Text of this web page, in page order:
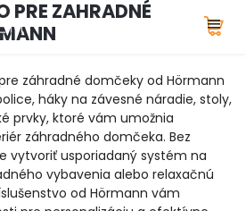
PRE ZAHRADNÉ
záhradné domčeky od Hörmann
háky na závesné náradie, stoly,
prvky, ktoré vám umožnia
záhradného domčeka. Bez
vytvoriť usporiadaný systém na
vybavenia alebo relaxačnú
od Hörmann vám